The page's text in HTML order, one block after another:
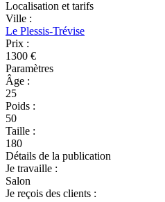
Localisation et tarifs
Ville :
Le Plessis-Trévise
Prix :
1300 €
Paramètres
Âge :
25
Poids :
50
Taille :
180
Détails de la publication
Je travaille :
Salon
Je reçois des clients :